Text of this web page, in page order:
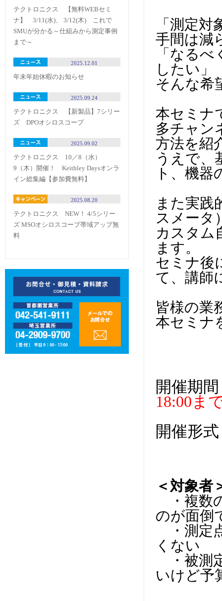
テクトロニクス 【無料WEBセミ
ナ】 3/11(水)、 3/12(木) これで
SMUが分かる～仕組みから測定事例
まで～
2025.12.01
年末年始休暇のお知らせ
2025.09.24
テクトロニクス 【新製品】7シリー
ズ DPOオシロスコープ
2025.09.02
テクトロニクス 10／8（水）
9（木）開催！ Keithley Daysオンラ
イン総集編【参加費無料】
2025.08.20
テクトロニクス NEW！ 4/5シリー
ズ MSOオシロスコープ帯域アップ無
料
「測定
手間は減
「なる
したい」​
そんな希
本セミナ
多チャン
方法を紹
うえで、
ト、機
また実践
スメータ
カスタム
ます。
セミナ後
て、講師
皆様の業
本セミナ
開催期
18:00ま
開催形
＜対象者
・複数
のが面倒
・測定
くない​
・被測
いけど予